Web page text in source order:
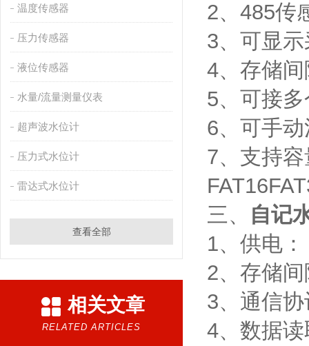
温度传感器
压力传感器
液位传感器
水量/流量测量仪表
超声波水位计
压力式水位计
雷达式水位计
查看全部
相关文章
RELATED ARTICLES
2、485传
3、可显
4、存储
5、可接
6、可手
7、支持
三、
自记
1、供电
2、存储
3、通信
4、数据